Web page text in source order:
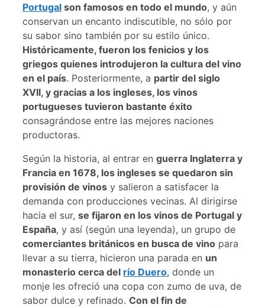
Portugal son famosos en todo el mundo, y aún
conservan un encanto indiscutible, no sólo por
su sabor sino también por su estilo único.
Históricamente, fueron los fenicios y los
griegos quienes introdujeron la cultura del vino
en el país. Posteriormente, a partir del siglo
XVII, y gracias a los ingleses, los vinos
portugueses tuvieron bastante éxito
consagrándose entre las mejores naciones
productoras.
Según la historia, al entrar en guerra Inglaterra y
Francia en 1678, los ingleses se quedaron sin
provisión de vinos y salieron a satisfacer la
demanda con producciones vecinas. Al dirigirse
hacia el sur, se fijaron en los vinos de Portugal y
España, y así (según una leyenda), un grupo de
comerciantes británicos en busca de vino para
llevar a su tierra, hicieron una parada en un
monasterio cerca del río Duero, donde un
monje les ofreció una copa con zumo de uva, de
sabor dulce y refinado. Con el fin de